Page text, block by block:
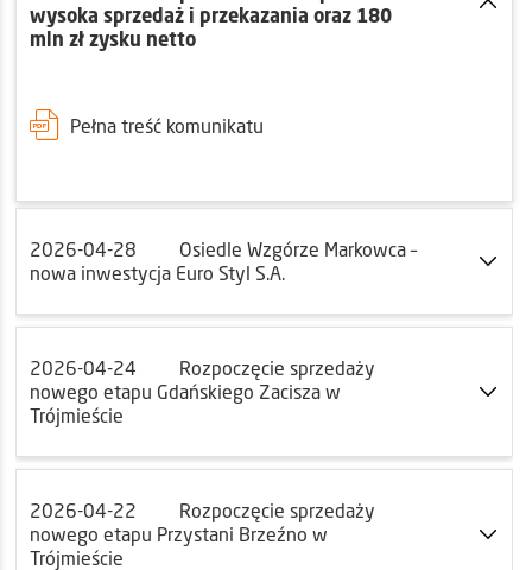
wysoka sprzedaż i przekazania oraz 180
mln zł zysku netto
Pełna treść komunikatu
2026-04-28
Osiedle Wzgórze Markowca –
nowa inwestycja Euro Styl S.A.
2026-04-24
Rozpoczęcie sprzedaży
nowego etapu Gdańskiego Zacisza w
Trójmieście
2026-04-22
Rozpoczęcie sprzedaży
nowego etapu Przystani Brzeźno w
Trójmieście